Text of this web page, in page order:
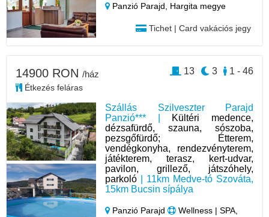
Panzió Parajd, Hargita megye
Tichet | Card vakációs jegy
Szállás Szilveszter Parajd
Panzió*** | Kültéri medence,
dézsafürdő, szauna, sószoba,
pezsgőfürdő; Étterem,
vendégkonyha, rendezvényterem,
játékterem, terasz, kert-udvar,
pavilon, grillező, játszóhely,
parkoló | 11km Medve-tó Szováta,
15km Bucsin sípálya
Panzió Parajd
Wellness | SPA,
14900 RON /ház
Étkezés feláras
1 - 46
3
13